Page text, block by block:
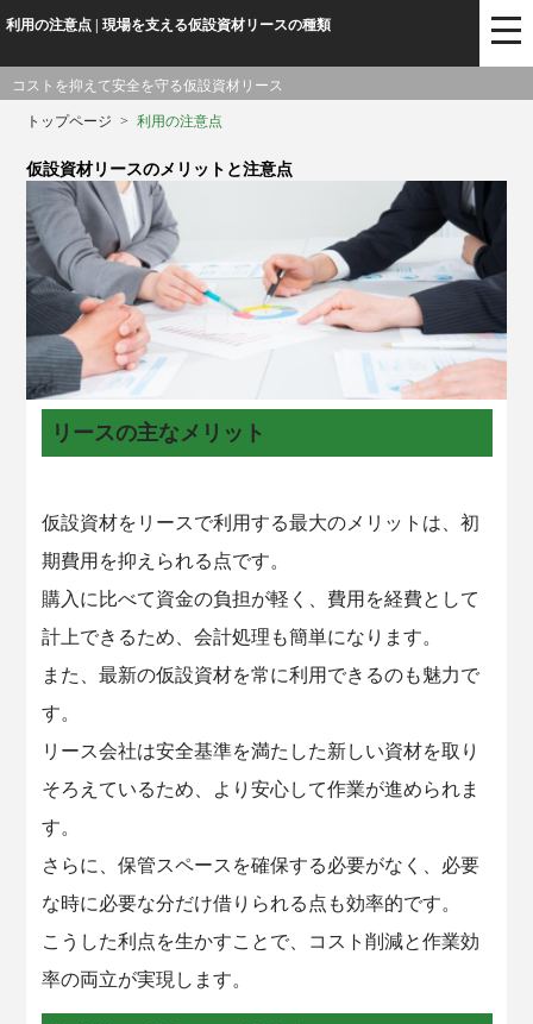
利用の注意点 | 現場を支える仮設資材リースの種類
コストを抑えて安全を守る仮設資材リース
トップページ > 利用の注意点
仮設資材リースのメリットと注意点
リースの主なメリット
仮設資材をリースで利用する最大のメリットは、初
期費用を抑えられる点です。
購入に比べて資金の負担が軽く、費用を経費として
計上できるため、会計処理も簡単になります。
また、最新の仮設資材を常に利用できるのも魅力で
す。
リース会社は安全基準を満たした新しい資材を取り
そろえているため、より安心して作業が進められま
す。
さらに、保管スペースを確保する必要がなく、必要
な時に必要な分だけ借りられる点も効率的です。
こうした利点を生かすことで、コスト削減と作業効
率の両立が実現します。